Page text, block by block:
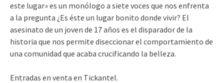
este lugar» es un monólogo a siete voces que nos enfrenta
a la pregunta ¿Es éste un lugar bonito donde vivir? El
asesinato de un joven de 17 años es el disparador de la
historia que nos permite diseccionar el comportamiento de
una comunidad que acaba crucificando la belleza.
Entradas en venta en Tickantel.